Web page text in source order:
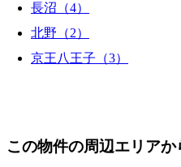
長沼（4）
北野（2）
京王八王子（3）
この物件の周辺エリア